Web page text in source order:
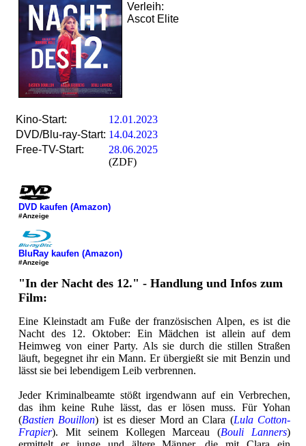
Verleih:
Ascot Elite
Kino-Start:
12.01.2023
DVD/Blu-ray-Start: 14.04.2023
Free-TV-Start:
28.06.2025
(ZDF)
DVD kaufen (Amazon)
#Anzeige
BluRay kaufen (Amazon)
#Anzeige
"In der Nacht des 12." - Handlung und Infos zum
Film:
Eine Kleinstadt am Fuße der französischen Alpen, es ist die
Nacht des 12. Oktober: Ein Mädchen ist allein auf dem
Heimweg von einer Party. Als sie durch die stillen Straßen
läuft, begegnet ihr ein Mann. Er übergießt sie mit Benzin und
lässt sie bei lebendigem Leib verbrennen.
Jeder Kriminalbeamte stößt irgendwann auf ein Verbrechen,
das ihm keine Ruhe lässt, das er lösen muss. Für Yohan
(Bastien Bouillon) ist es dieser Mord an Clara (Lula Cotton-
Frapier). Mit seinem Kollegen Marceau (Bouli Lanners)